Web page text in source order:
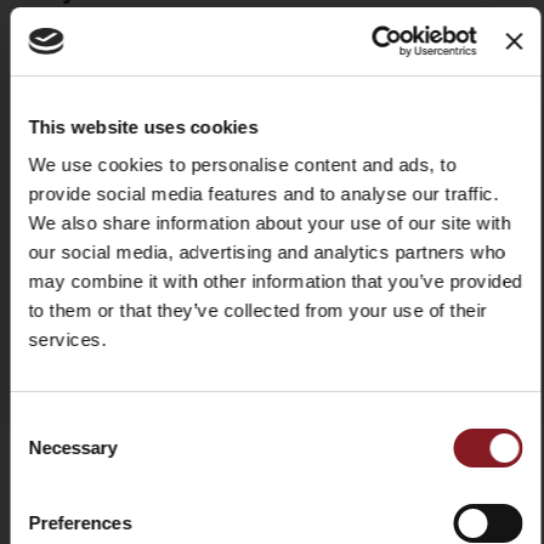
This website uses cookies
We use cookies to personalise content and ads, to
provide social media features and to analyse our traffic.
We also share information about your use of our site with
our social media, advertising and analytics partners who
may combine it with other information that you’ve provided
to them or that they’ve collected from your use of their
services.
Selection
Necessary
Preferences
garantizar la integridad y
el cuchillo después de cada
lavado. No usar paños o esponjas
abrasivas.
AÑADIR A COMPARAR
INSCRÍBETE EN NUESTRA
e inmediatamente obtenga un código de
¡Mantente al día con las últimas noticias y